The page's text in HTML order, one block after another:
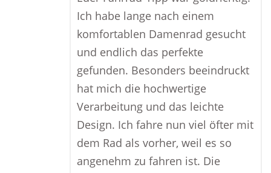
Ich habe lange nach einem
komfortablen Damenrad gesucht
und endlich das perfekte
gefunden. Besonders beeindruckt
hat mich die hochwertige
Verarbeitung und das leichte
Design. Ich fahre nun viel öfter mit
dem Rad als vorher, weil es so
angenehm zu fahren ist. Die